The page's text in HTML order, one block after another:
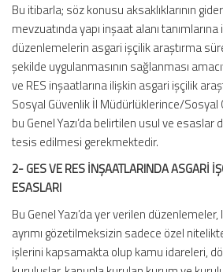
Bu itibarla; söz konusu aksaklıklarının
mevzuatında yapı inşaat alanı tanımlarına
düzenlemelerin asgari işçilik araştırma
şekilde uygulanmasının sağlanması
ve RES inşaatlarına ilişkin asgari işçilik
Sosyal Güvenlik İl Müdürlüklerince/Sosyal
bu Genel Yazı’da belirtilen usul ve
tesis edilmesi gerekmektedir.
2- GES VE RES İNŞAATLARINDA ASGARİ
ESASLARI
Bu Genel Yazı’da yer verilen
ayrımı gözetilmeksizin sadece özel
işlerini kapsamakta olup kamu idareleri,